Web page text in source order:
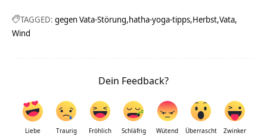
TAGGED: gegen Vata-Störung hatha-yoga-tipps Herbst Vata
Wind
Dein Feedback?
Liebe Traurig Fröhlich Schläfrig Wütend Überrascht Zwinker